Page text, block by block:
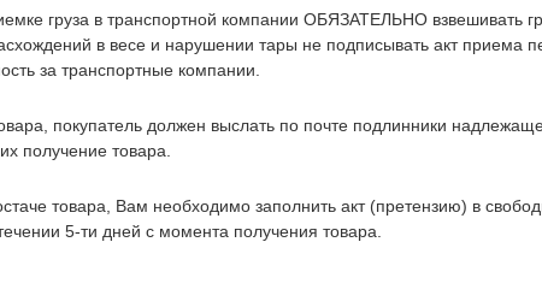
груза в транспортной компании ОБЯЗАТЕЛЬНО взвешивать
в весе и нарушении тары не подписывать акт приема
за транспортные компании.
покупатель должен выслать по почте подлинники
получение товара.
товара, Вам необходимо заполнить акт (претензию) в
5-ти дней с момента получения товара.